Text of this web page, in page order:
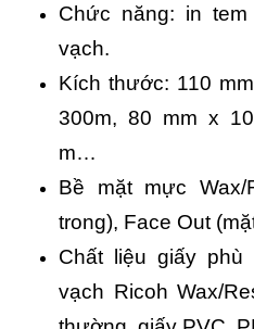
Chức năng: in
vạch.
Kích thước: 110
300m, 80 mm x
m…
Bề mặt mực Wax/
trong), Face Out
Chất liệu giấy
vạch Ricoh Wax/